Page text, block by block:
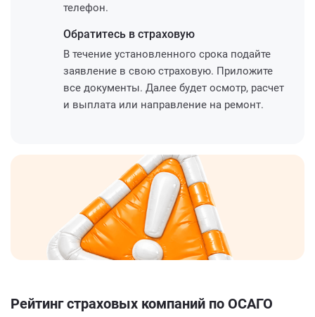
телефон.
Обратитесь в страховую
В течение установленного срока подайте
заявление в свою страховую. Приложите
все документы. Далее будет осмотр, расчет
и выплата или направление на ремонт.
Рейтинг страховых компаний по ОСАГО